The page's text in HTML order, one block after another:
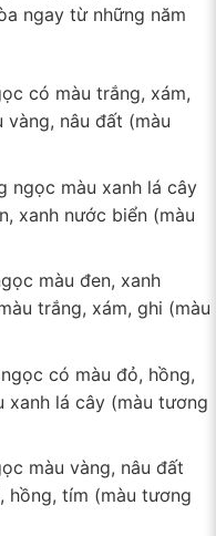
ngay từ những năm
có màu trắng, xám,
vàng, nâu đất (màu
ngọc màu xanh lá cây
xanh nước biển (màu
màu đen, xanh
trắng, xám, ghi (màu
có màu đỏ, hồng,
xanh lá cây (màu tương
màu vàng, nâu đất
hồng, tím (màu tương